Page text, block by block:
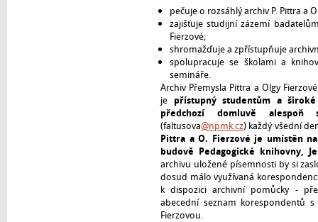
pečuje o rozsáhlý archiv P. Pittra a
zajišťuje studijní zázemí
Fierzové;
shromažďuje a zpřístupňuje
spolupracuje se školami a
semináře.
Archiv Přemysla Pittra a Olgy
je přístupný studentům a
předchozí domluvě alespoň
(faltusova@npmk.cz) každý všední
Pittra a O. Fierzové je umístěn
budově Pedagogické knihovny,
archivu uložené písemnosti by si
dosud málo využívaná
k dispozici archivní pomůcky -
abecední seznam korespondentů
Fierzovou.